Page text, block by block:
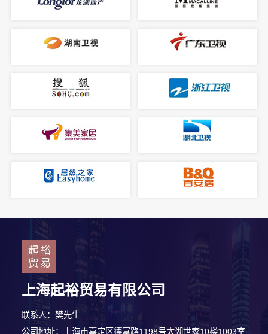
上海起裕贸易有限公司
联系人：樊先生
公司地址：上海市嘉定区德富路1198号太湖世家10楼1003室